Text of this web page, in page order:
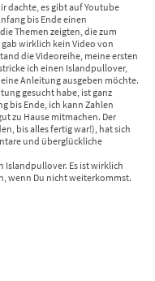
dachte, es gibt auf Youtube
bis Ende einen
Themen zeigten, die zum
wirklich kein Video von
die Videoreihe, meine ersten
ich einen Islandpullover,
Anleitung ausgeben möchte.
gesucht habe, ist ganz
bis Ende, ich kann Zahlen
zu Hause mitmachen. Der
bis alles fertig war!), hat sich
und überglückliche
Islandpullover. Es ist wirklich
wenn Du nicht weiterkommst.